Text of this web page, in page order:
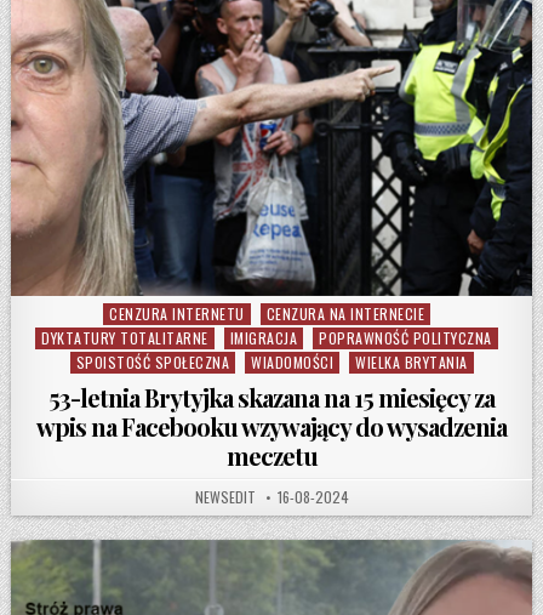
Posted in
CENZURA INTERNETU
CENZURA NA INTERNECIE
DYKTATURY TOTALITARNE
IMIGRACJA
POPRAWNOŚĆ POLITYCZNA
SPOISTOŚĆ SPOŁECZNA
WIADOMOŚCI WIELKA BRYTANIA
53-letnia Brytyjka skazana na 15 miesięcy za
wpis na Facebooku wzywający do wysadzenia
meczetu
AUTHOR:
NEWSEDIT PUBLISHED DATE:
16-08-2024